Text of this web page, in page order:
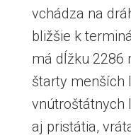
vchádza na
bližšie k
má dĺžku 2286
štarty menších
vnútroštátnych
aj pristátia,